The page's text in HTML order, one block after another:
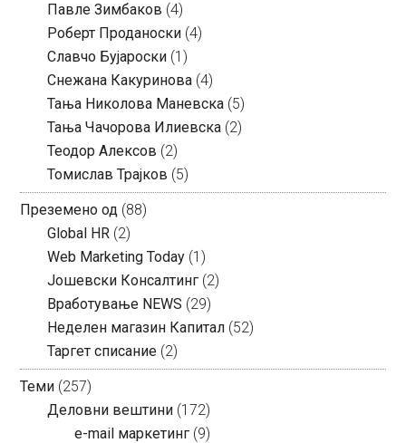
Павле Зимбаков (4)
Роберт Проданоски (4)
Славчо Бујароски (1)
Снежана Какуринова (4)
Тања Николова Маневска (5)
Тања Чачорова Илиевска (2)
Теодор Алексов (2)
Томислав Трајков (5)
Преземено од (88)
Global HR (2)
Web Marketing Today (1)
Јошевски Консалтинг (2)
Вработување NEWS (29)
Неделен магазин Капитал (52)
Таргет списание (2)
Теми (257)
Деловни вештини (172)
e-mail маркетинг (9)